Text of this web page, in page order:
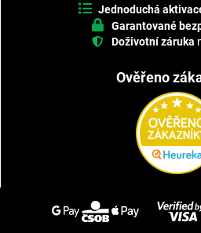
Jednoduchá
Garantované
Doživotní záruka
Ověřeno